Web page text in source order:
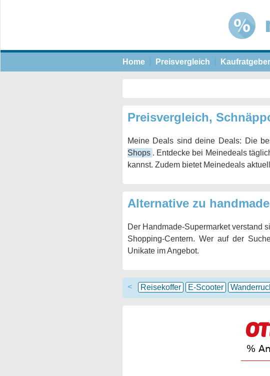
Home Preisvergleich Kaufratgeber
Preisvergleich,
Meine Deals sind deine Deals: Die
Shops . Entdecke bei Meinedeals
kannst. Zudem bietet Meinedeals
Alternative zu
Der Handmade-Supermarket verstand
Shopping-Centern. Wer auf der
Unikate im Angebot.
< Reisekoffer E-Scooter